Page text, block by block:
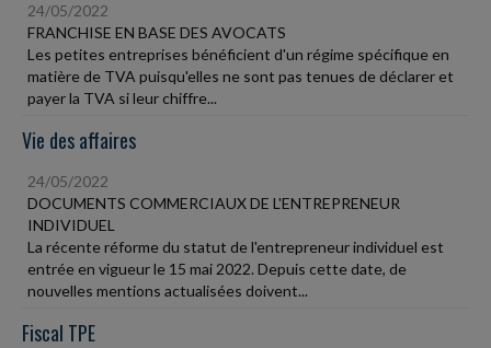
24/05/2022
FRANCHISE EN BASE DES AVOCATS
Les petites entreprises bénéficient d'un régime spécifique en
matière de TVA puisqu'elles ne sont pas tenues de déclarer et
payer la TVA si leur chiffre...
Vie des affaires
24/05/2022
DOCUMENTS COMMERCIAUX DE L'ENTREPRENEUR
INDIVIDUEL
La récente réforme du statut de l'entrepreneur individuel est
entrée en vigueur le 15 mai 2022. Depuis cette date, de
nouvelles mentions actualisées doivent...
Fiscal TPE